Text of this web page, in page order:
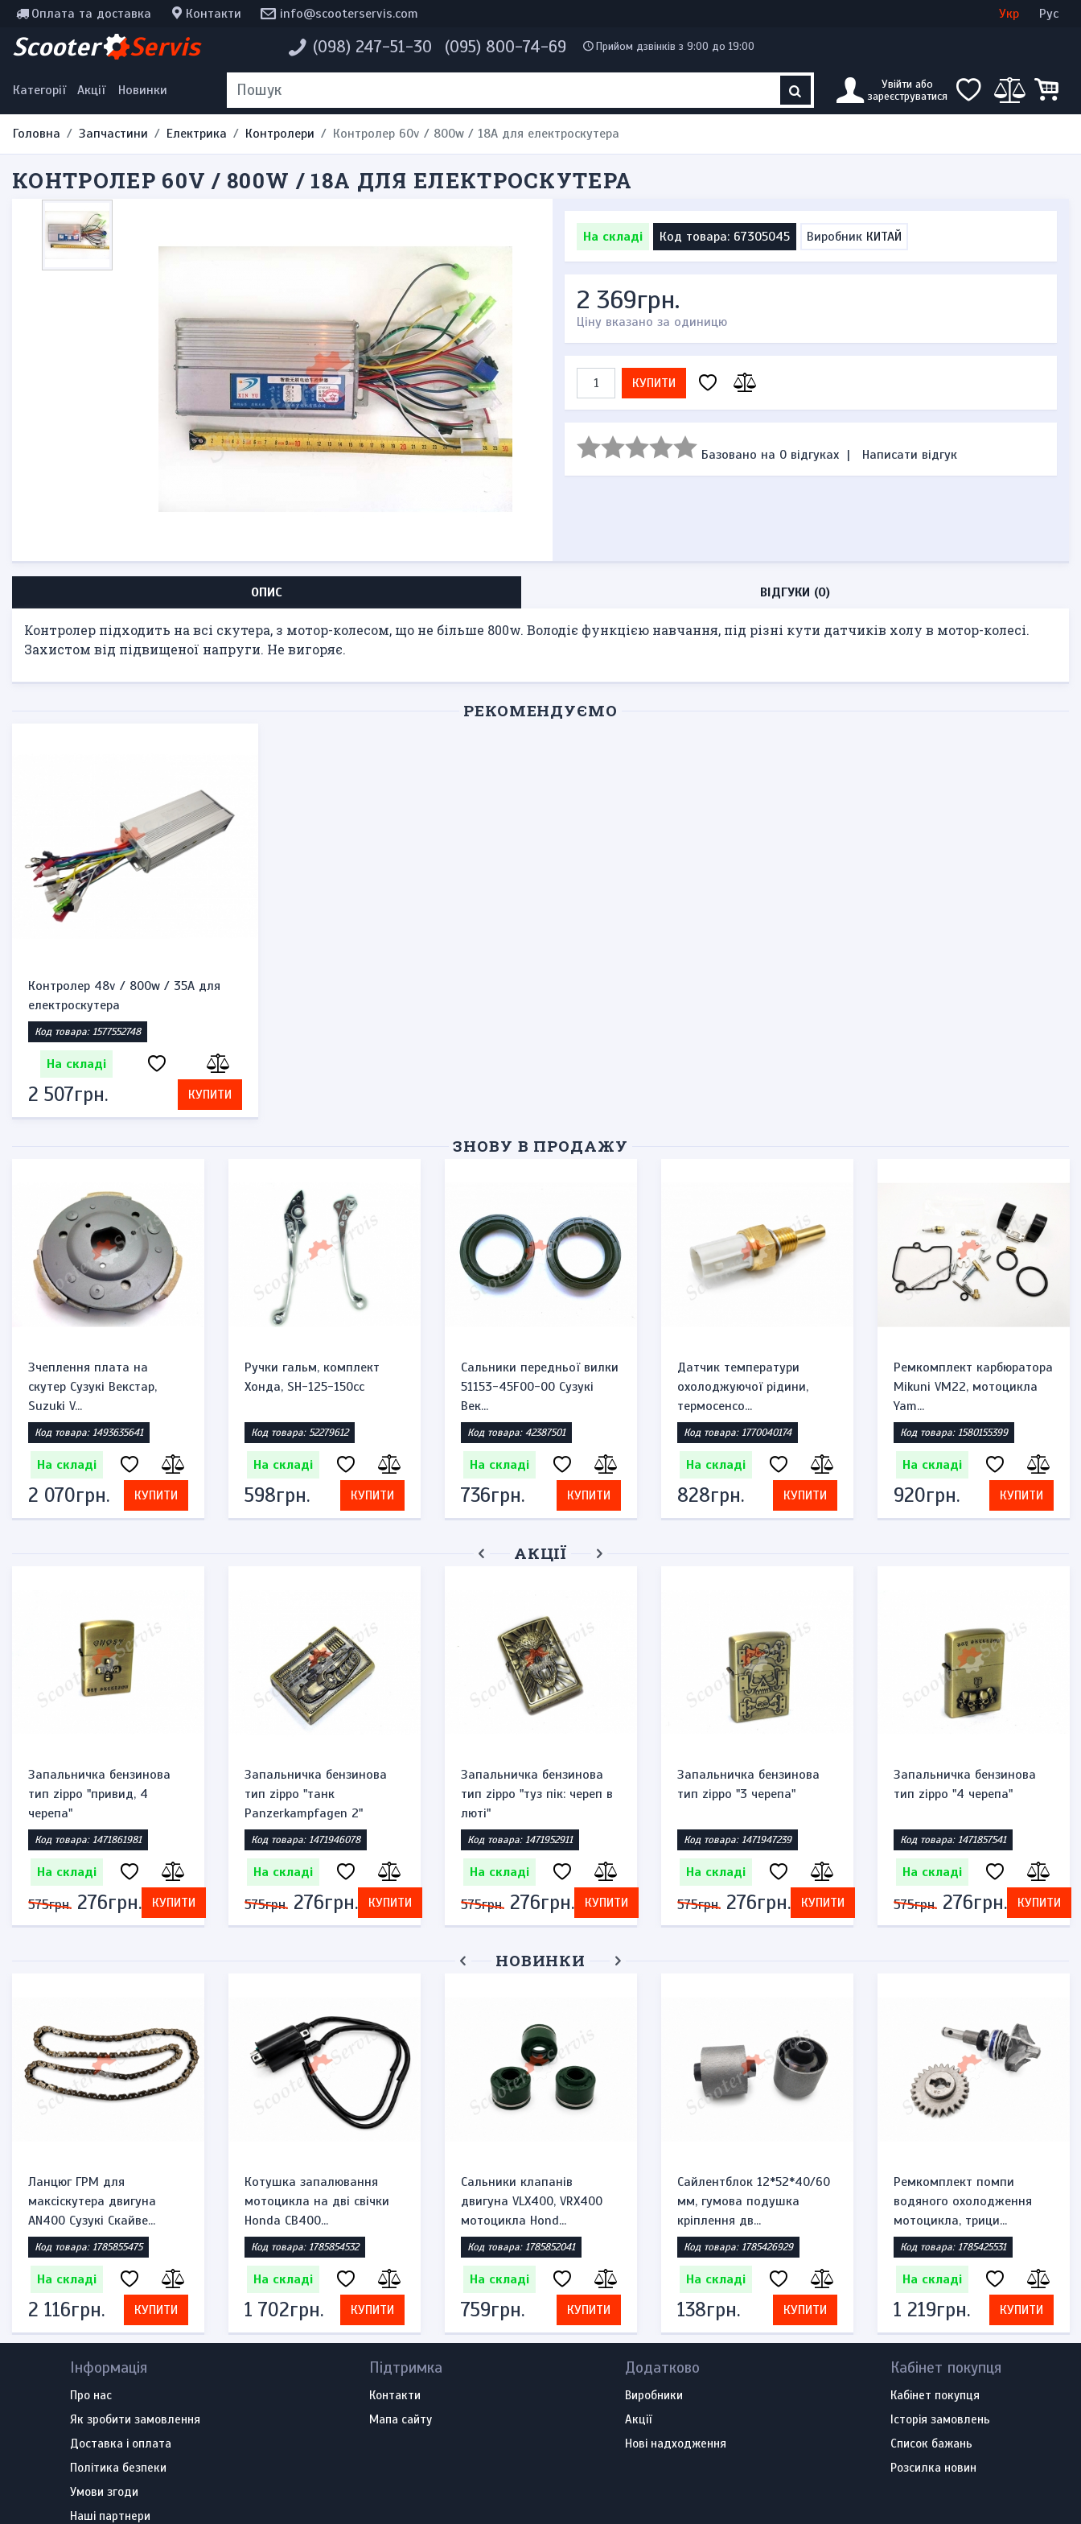
Оплата та доставка Контакти info@scooterservis.com Укр Рус
Scooter Servis (098) 247-51-30 (095) 800-74-69 Прийом дзвінків з 9:00 до 19:00
Категорії Акції Новинки
Увійти або
зареєструватися
Інструменти, мотохімія
Наклейки
Одяг та екіпірування
Головна Запчастини Електрика Контролери Контролер 60v / 800w / 18A для електроскутера
КОНТРОЛЕР 60V / 800W / 18A ДЛЯ ЕЛЕКТРОСКУТЕРА
На складі Код товара: 67305045 Виробник КИТАЙ
2 369грн.
Ціну вказано за одиницю
КУПИТИ
Базовано на 0 відгуках | Написати відгук
ОПИС ВІДГУКИ (0)
Контролер підходить на всі скутера, з мотор-колесом, що не більше 800w. Володіє функцією навчання, під різні кути датчиків холу в мотор-колесі.
Захистом від підвищеної напруги. Не вигоряє.
РЕКОМЕНДУЄМО
Контролер 48v / 800w / 35A для
електроскутера
Код товара: 1577552748
На складі
2 507грн. КУПИТИ
ЗНОВУ В ПРОДАЖУ
Зчеплення плата на
скутер Сузукі Векстар,
Suzuki V...
Код товара: 1493635641
На складі
2 070грн. КУПИТИ
Ручки гальм, комплект
Хонда, SH-125-150cc
Код товара: 52279612
На складі
598грн. КУПИТИ
Сальники передньої вилки
51153-45F00-00 Сузукі
Век...
Код товара: 42387501
На складі
736грн. КУПИТИ
Датчик температури
охолоджуючої рідини,
термосенсо...
Код товара: 1770040174
На складі
828грн. КУПИТИ
Ремкомплект карбюратора
Mikuni VM22, мотоцикла
Yam...
Код товара: 1580155399
На складі
920грн. КУПИТИ
АКЦІЇ
Запальничка бензинова
тип zippo "привид, 4
черепа"
Код товара: 1471861981
На складі
575грн. 276грн. КУПИТИ
Запальничка бензинова
тип zippo "танк
Panzerkampfagen 2"
Код товара: 1471946078
На складі
575грн. 276грн. КУПИТИ
Запальничка бензинова
тип zippo "туз пік: череп в
люті"
Код товара: 1471952911
На складі
575грн. 276грн. КУПИТИ
Запальничка бензинова
тип zippo "3 черепа"
Код товара: 1471947239
На складі
575грн. 276грн. КУПИТИ
Запальничка бензинова
тип zippo "4 черепа"
Код товара: 1471857541
На складі
575грн. 276грн. КУПИТИ
НОВИНКИ
Ланцюг ГРМ для
максіскутера двигуна
AN400 Сузукі Скайве...
Код товара: 1785855475
На складі
2 116грн. КУПИТИ
Котушка запалювання
мотоцикла на дві свічки
Honda CB400...
Код товара: 1785854532
На складі
1 702грн. КУПИТИ
Сальники клапанів
двигуна VLX400, VRX400
мотоцикла Hond...
Код товара: 1785852041
На складі
759грн. КУПИТИ
Сайлентблок 12*52*40/60
мм, гумова подушка
кріплення дв...
Код товара: 1785426929
На складі
138грн. КУПИТИ
Ремкомплект помпи
водяного охолодження
мотоцикла, трици...
Код товара: 1785425531
На складі
1 219грн. КУПИТИ
Інформація
Про нас
Як зробити замовлення
Доставка і оплата
Політика безпеки
Умови згоди
Наші партнери
Підтримка
Контакти
Мапа сайту
Додатково
Виробники
Акції
Нові надходження
Кабінет покупця
Кабінет покупця
Історія замовлень
Список бажань
Розсилка новин